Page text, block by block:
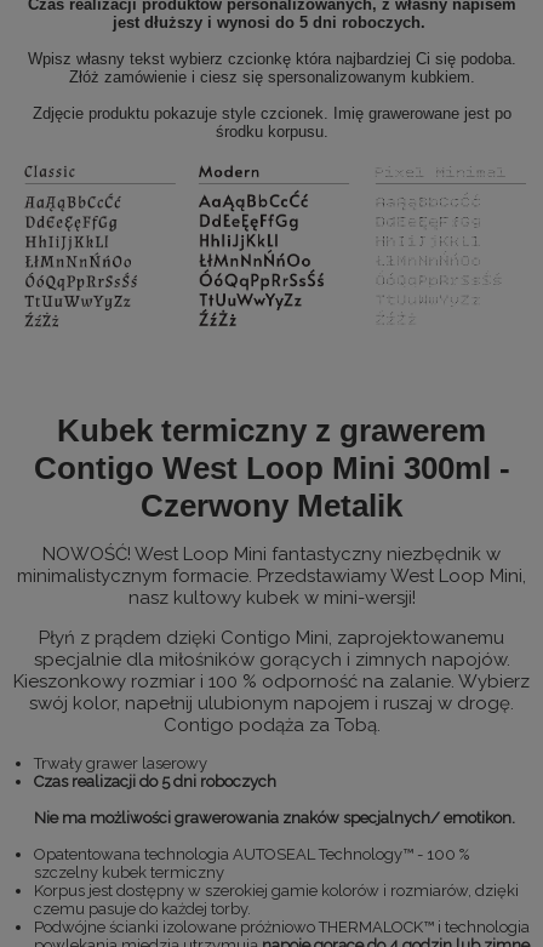
Czas realizacji produktów personalizowanych, z własny napisem
jest dłuższy i wynosi do 5 dni roboczych.
Wpisz własny tekst wybierz czcionkę która najbardziej Ci się podoba.
Złóż zamówienie i ciesz się spersonalizowanym kubkiem.
Zdjęcie produktu pokazuje style czcionek. Imię grawerowane jest po
środku korpusu.
Kubek termiczny z grawerem
Contigo West Loop Mini 300ml -
Czerwony Metalik
NOWOŚĆ! West Loop Mini fantastyczny niezbędnik w
minimalistycznym formacie. Przedstawiamy West Loop Mini,
nasz kultowy kubek w mini-wersji!
Płyń z prądem dzięki Contigo Mini, zaprojektowanemu
specjalnie dla miłośników gorących i zimnych napojów.
Kieszonkowy rozmiar i 100 % odporność na zalanie. Wybierz
swój kolor, napełnij ulubionym napojem i ruszaj w drogę.
Contigo podąża za Tobą.
Trwały grawer laserowy
Czas realizacji do 5 dni roboczych
Nie ma możliwości grawerowania znaków specjalnych/ emotikon.
Opatentowana technologia AUTOSEAL Technology™ - 100 %
szczelny kubek termiczny
Korpus jest dostępny w szerokiej gamie kolorów i rozmiarów, dzięki
czemu pasuje do każdej torby.
Podwójne ścianki izolowane próżniowo THERMALOCK™ i technologia